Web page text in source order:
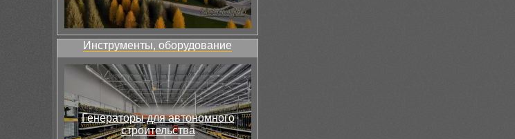
Инструменты, оборудование
Генераторы для автономного
строительства